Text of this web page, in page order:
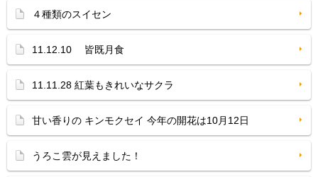
４種類のスイセン
11.12.10 皆既月食
11.11.28 紅葉もきれいなサクラ
甘い香りの キンモクセイ 今年の開花は10月12日
うろこ雲が見えました！